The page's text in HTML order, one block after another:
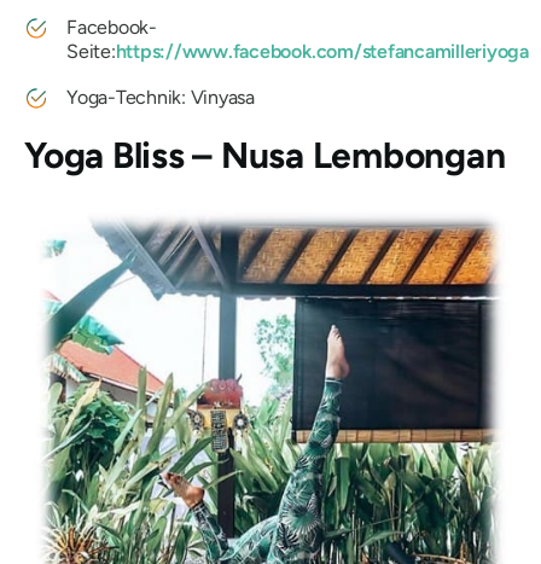
Facebook-
Seite:https://www.facebook.com/stefancamilleriyoga
Yoga-Technik: Vinyasa
Yoga Bliss – Nusa Lembongan